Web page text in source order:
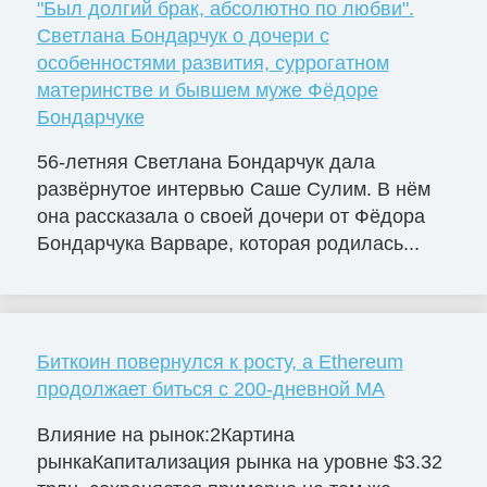
"Был долгий брак, абсолютно по любви".
Светлана Бондарчук о дочери с
особенностями развития, суррогатном
материнстве и бывшем муже Фёдоре
Бондарчуке
56-летняя Светлана Бондарчук дала
развёрнутое интервью Саше Сулим. В нём
она рассказала о своей дочери от Фёдора
Бондарчука Варваре, которая родилась...
Биткоин повернулся к росту, а Ethereum
продолжает биться с 200-дневной MA
Влияние на рынок:2Картина
рынкаКапитализация рынка на уровне $3.32